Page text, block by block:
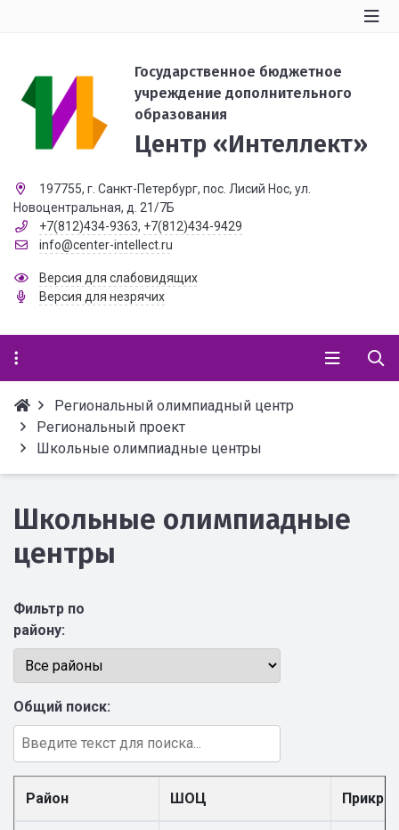
Государственное бюджетное
учреждение дополнительного
образования
Центр «Интеллект»
197755, г. Санкт-Петербург, пос. Лисий Нос, ул.
Новоцентральная, д. 21/7Б
+7(812)434-9363, +7(812)434-9429
info@center-intellect.ru
Версия для слабовидящих
Версия для незрячих
Региональный олимпиадный центр
Региональный проект
Школьные олимпиадные центры
Школьные олимпиадные
центры
Фильтр по
району:
Общий поиск:
Район ШОЦ